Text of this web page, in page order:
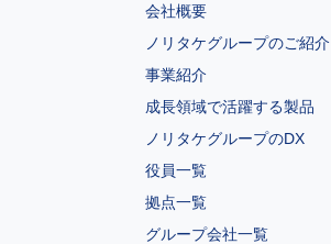
会社概要
ノリタケグループのご紹介
事業紹介
成長領域で活躍する製品
ノリタケグループのDX
役員一覧
拠点一覧
グループ会社一覧